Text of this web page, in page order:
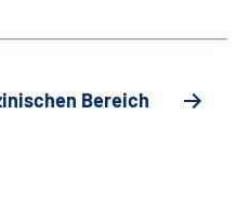
Bereich